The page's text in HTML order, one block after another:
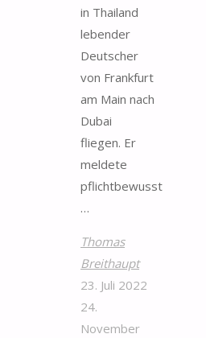
in Thailand
lebender
Deutscher
von Frankfurt
am Main nach
Dubai
fliegen. Er
meldete
pflichtbewusst
…
Thomas
Breithaupt
23. Juli 2022
24.
November